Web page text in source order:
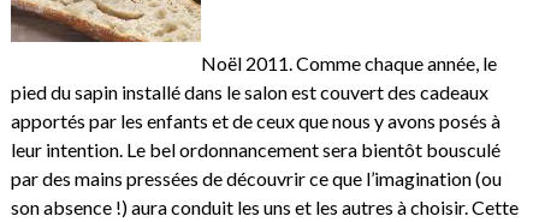
Noël 2011. Comme chaque année, le
pied du sapin installé dans le salon est couvert des cadeaux
apportés par les enfants et de ceux que nous y avons posés à
leur intention. Le bel ordonnancement sera bientôt bousculé
par des mains pressées de découvrir ce que l’imagination (ou
son absence !) aura conduit les uns et les autres à choisir. Cette